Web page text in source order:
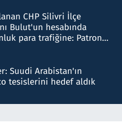
CHP Silivri İlçe
Bulut'un hesabında
para trafiğine: Patron
Suudi Arabistan'ın
tesislerini hedef aldık